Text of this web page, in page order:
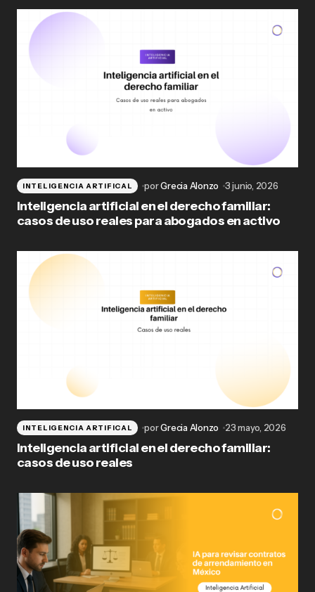
INTELIGENCIA ARTIFICAL porGrecia Alonzo 3 junio, 2026
Inteligencia artificial en el derecho familiar:
casos de uso reales para abogados en activo
INTELIGENCIA ARTIFICAL porGrecia Alonzo 23 mayo, 2026
Inteligencia artificial en el derecho familiar:
casos de uso reales